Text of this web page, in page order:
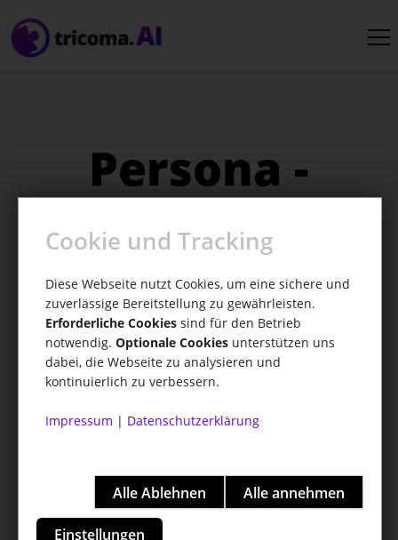
Persona -
Kunden
Kundenpersonas erstellen und besser
verstehen
Cookie und Tracking
Diese Webseite nutzt Cookies, um eine sichere und
zuverlässige Bereitstellung zu gewährleisten.
Erforderliche Cookies sind für den Betrieb
notwendig. Optionale Cookies unterstützen uns
dabei, die Webseite zu analysieren und
kontinuierlich zu verbessern.
Impressum | Datenschutzerklärung
Einstellungen